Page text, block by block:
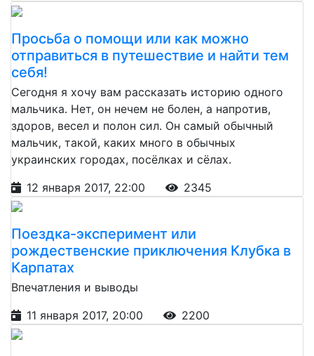
Просьба о помощи или как можно
отправиться в путешествие и найти тем
себя!
Сегодня я хочу вам рассказать историю одного
мальчика. Нет, он нечем не болен, а напротив,
здоров, весел и полон сил. Он самый обычный
мальчик, такой, каких много в обычных
украинских городах, посёлках и сёлах.
12 января 2017, 22:00
2345
Поездка-эксперимент или
рождественские приключения Клубка в
Карпатах
Впечатления и выводы
11 января 2017, 20:00
2200